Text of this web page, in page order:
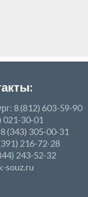
8 (812) 603-59-90
021-30-01
(343) 305-00-31
216-72-28
243-52-32
souz.ru